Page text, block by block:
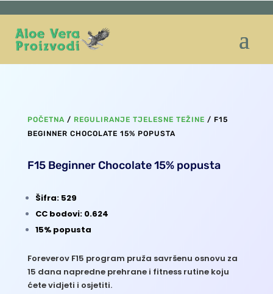
POČETNA / REGULIRANJE TJELESNE TEŽINE / F15
BEGINNER CHOCOLATE 15% POPUSTA
F15 Beginner Chocolate 15% popusta
Šifra: 529
CC bodovi: 0.624
15% popusta
Foreverov F15 program pruža savršenu osnovu za
15 dana napredne prehrane i fitness rutine koju
ćete vidjeti i osjetiti.